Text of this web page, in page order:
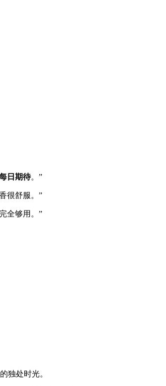
日期待。”
很舒服。”
全够用。”
独处时光。